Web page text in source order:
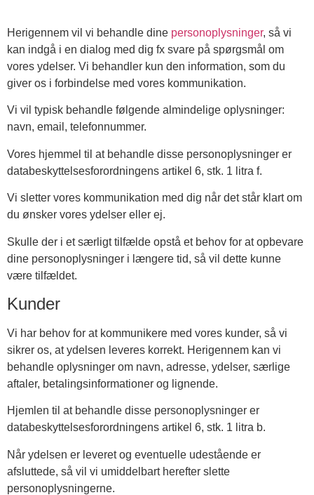
Herigennem vil vi behandle dine personoplysninger, så vi
kan indgå i en dialog med dig fx svare på spørgsmål om
vores ydelser. Vi behandler kun den information, som du
giver os i forbindelse med vores kommunikation.
Vi vil typisk behandle følgende almindelige oplysninger:
navn, email, telefonnummer.
Vores hjemmel til at behandle disse personoplysninger er
databeskyttelsesforordningens artikel 6, stk. 1 litra f.
Vi sletter vores kommunikation med dig når det står klart om
du ønsker vores ydelser eller ej.
Skulle der i et særligt tilfælde opstå et behov for at opbevare
dine personoplysninger i længere tid, så vil dette kunne
være tilfældet.
Kunder
Vi har behov for at kommunikere med vores kunder, så vi
sikrer os, at ydelsen leveres korrekt. Herigennem kan vi
behandle oplysninger om navn, adresse, ydelser, særlige
aftaler, betalingsinformationer og lignende.
Hjemlen til at behandle disse personoplysninger er
databeskyttelsesforordningens artikel 6, stk. 1 litra b.
Når ydelsen er leveret og eventuelle udestående er
afsluttede, så vil vi umiddelbart herefter slette
personoplysningerne.